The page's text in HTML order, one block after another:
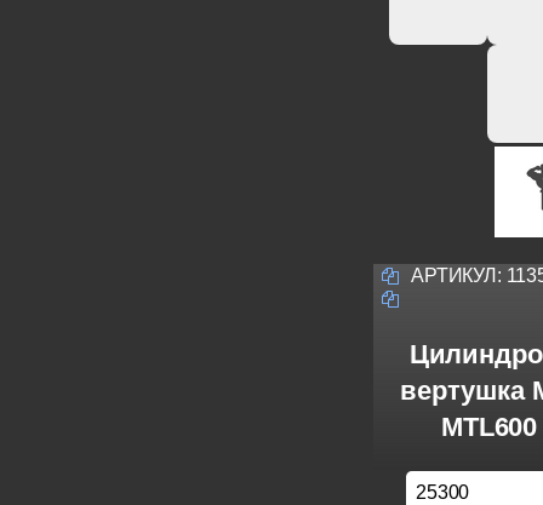
АРТИКУЛ:
вертушка
25300